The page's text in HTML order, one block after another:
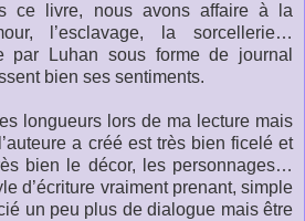
ce livre, nous avons affaire à la
l’esclavage, la sorcellerie…
par Luhan sous forme de journal
bien ses sentiments.
longueurs lors de ma lecture mais
a créé est très bien ficelé et
bien le décor, les personnages…
d’écriture vraiment prenant, simple
un peu plus de dialogue mais être